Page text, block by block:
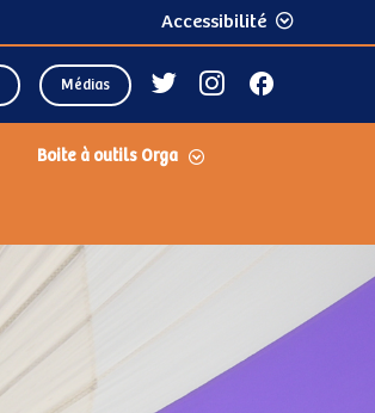
Accessibilité
Médias
Boite à outils Orga